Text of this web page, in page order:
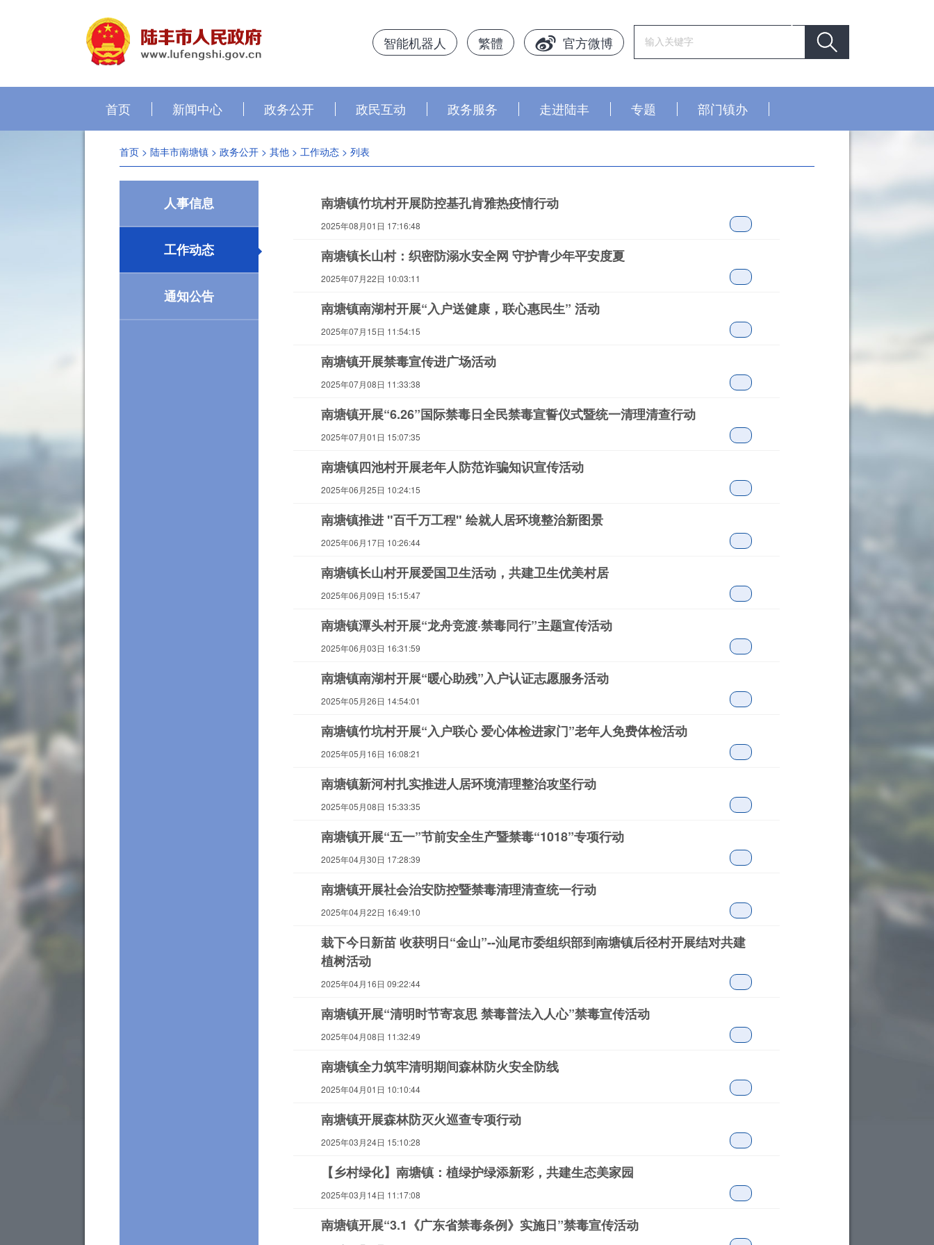
官方微博
繁體
智能机器人
首页 新闻中心 政务公开 政民互动 政务服务 走进陆丰 专题 部门镇办
首页 > 陆丰市南塘镇 > 政务公开 > 其他 > 工作动态 > 列表
人事信息
工作动态
通知公告
南塘镇竹坑村开展防控基孔肯雅热疫情行动
2025年08月01日 17:16:48
南塘镇长山村：织密防溺水安全网 守护青少年平安度夏
2025年07月22日 10:03:11
南塘镇南湖村开展“入户送健康，联心惠民生” 活动
2025年07月15日 11:54:15
南塘镇开展禁毒宣传进广场活动
2025年07月08日 11:33:38
南塘镇开展“6.26”国际禁毒日全民禁毒宣誓仪式暨统一清理清查行动
2025年07月01日 15:07:35
南塘镇四池村开展老年人防范诈骗知识宣传活动
2025年06月25日 10:24:15
南塘镇推进 "百千万工程" 绘就人居环境整治新图景
2025年06月17日 10:26:44
南塘镇长山村开展爱国卫生活动，共建卫生优美村居
2025年06月09日 15:15:47
南塘镇潭头村开展“龙舟竞渡·禁毒同行”主题宣传活动
2025年06月03日 16:31:59
南塘镇南湖村开展“暖心助残”入户认证志愿服务活动
2025年05月26日 14:54:01
南塘镇竹坑村开展“入户联心 爱心体检进家门”老年人免费体检活动
2025年05月16日 16:08:21
南塘镇新河村扎实推进人居环境清理整治攻坚行动
2025年05月08日 15:33:35
南塘镇开展“五一”节前安全生产暨禁毒“1018”专项行动
2025年04月30日 17:28:39
南塘镇开展社会治安防控暨禁毒清理清查统一行动
2025年04月22日 16:49:10
栽下今日新苗 收获明日“金山”--汕尾市委组织部到南塘镇后径村开展结对共建
植树活动
2025年04月16日 09:22:44
南塘镇开展“清明时节寄哀思 禁毒普法入人心”禁毒宣传活动
2025年04月08日 11:32:49
南塘镇全力筑牢清明期间森林防火安全防线
2025年04月01日 10:10:44
南塘镇开展森林防灭火巡查专项行动
2025年03月24日 15:10:28
【乡村绿化】南塘镇：植绿护绿添新彩，共建生态美家园
2025年03月14日 11:17:08
南塘镇开展“3.1《广东省禁毒条例》实施日”禁毒宣传活动